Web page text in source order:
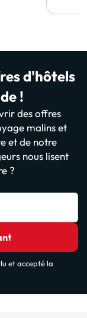
d'hôtels
!
des offres
malins et
et de notre
nous lisent
?
et accepté la